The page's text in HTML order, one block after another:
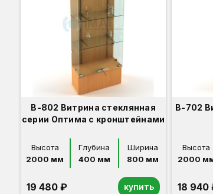
В-802 Витрина стеклянная
серии Оптима с кронштейнами
Высота
2000 мм
Глубина
400 мм
Ширина
800 мм
19 480 ₽ купить
В-702
Высота
2000
18 940